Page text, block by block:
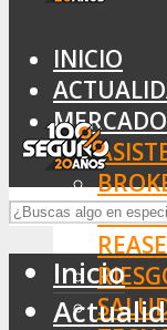
INICIO
MERCADO
Inicio